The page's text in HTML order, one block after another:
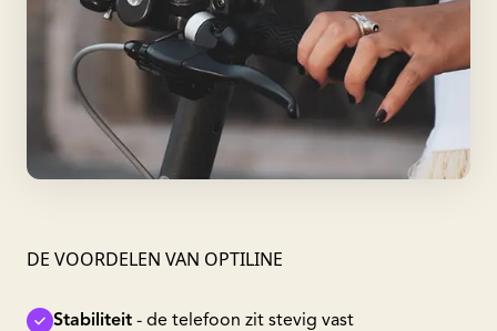
DE VOORDELEN VAN OPTILINE
Stabiliteit - de telefoon zit stevig vast